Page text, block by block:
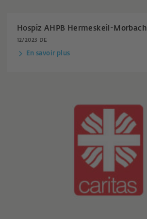
Hospiz AHPB Hermeskeil-Morbach
12/2023 DE
En savoir plus